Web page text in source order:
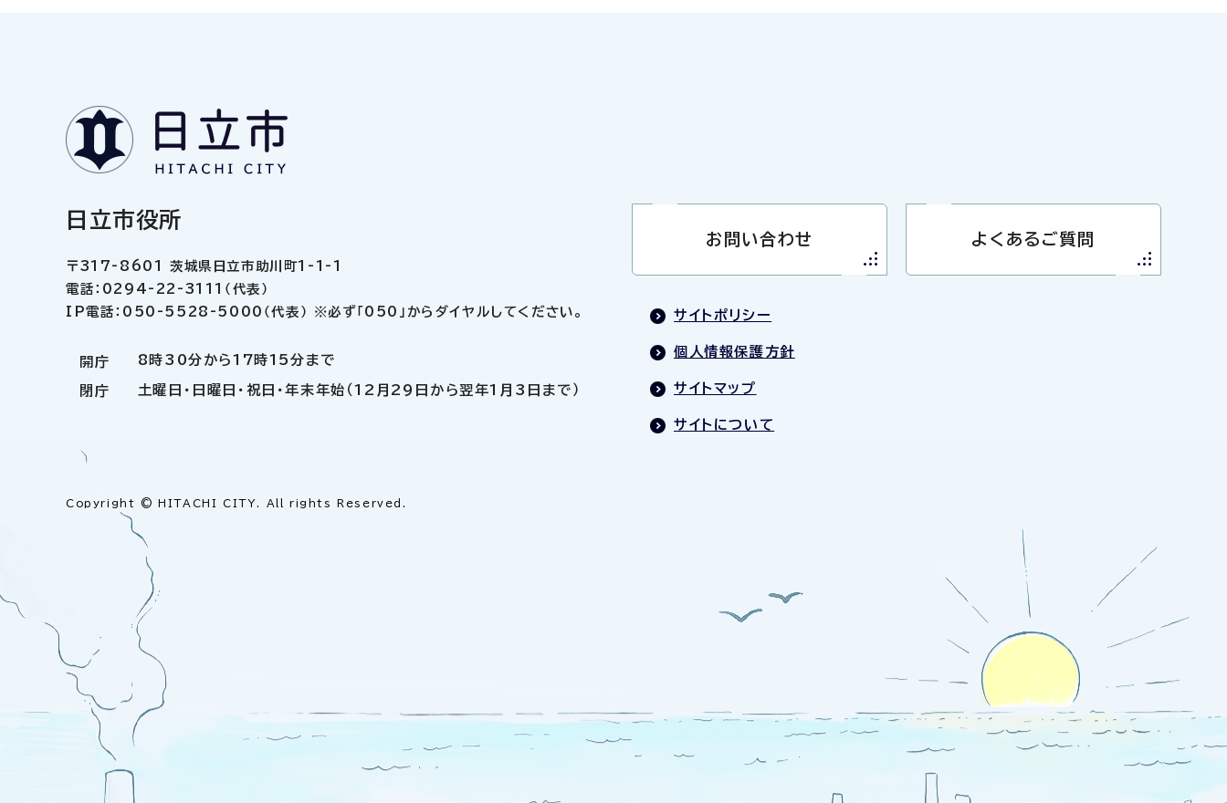
日立市役所
〒317-8601 茨城県日立市助川町1-1-1
電話：0294-22-3111（代表）
IP電話：050-5528-5000（代表） ※必ず「050」からダイヤルしてください。
開庁 8時30分から17時15分まで
閉庁 土曜日・日曜日・祝日・年末年始（12月29日から翌年1月3日まで）
お問い合わせ よくあるご質問
サイトポリシー
個人情報保護方針
サイトマップ
サイトについて
Copyright © HITACHI CITY. All rights Reserved.